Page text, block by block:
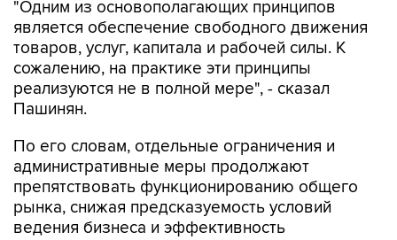
товаров, услуг, капитала и рабочей силы. К
сожалению, на практике эти принципы
реализуются не в полной мере", - сказал
Пашинян.
По его словам, отдельные ограничения и
препятствовать функционированию общего
рынка, снижая предсказуемость условий
ведения бизнеса и эффективность
интеграционных процессов.